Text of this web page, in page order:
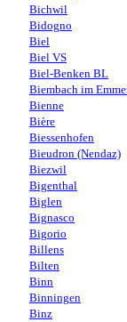
Bichwil
Bidogno
Biel
Biel VS
Biel-Benken BL
Biembach im
Bienne
Bière
Biessenhofen
Bieudron (Nendaz)
Biezwil
Bigenthal
Biglen
Bignasco
Bigorio
Billens
Bilten
Binn
Binningen
Binz